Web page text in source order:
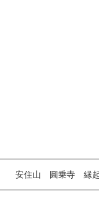
安住山 圓乗寺 縁